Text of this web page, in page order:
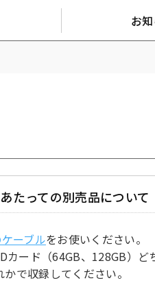
お
たっての別売品について
ーブルをお使いください。
カード（64GB、128GB）
で収録してください。